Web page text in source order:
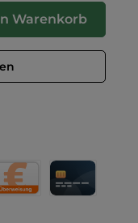
Wert ein oder
Warenkorb